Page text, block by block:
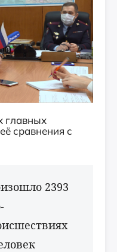
главных
сравнения с
2393